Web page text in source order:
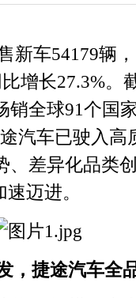
新车54179辆
增长27.3%。
销全球91个国
汽车已驶入高
、差异化品类
迈进。
，捷途汽车全